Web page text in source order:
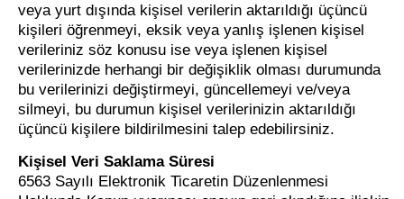
veya yurt dışında kişisel verilerin aktarıldığı üçüncü
kişileri öğrenmeyi, eksik veya yanlış işlenen kişisel
verileriniz söz konusu ise veya işlenen kişisel
verilerinizde herhangi bir değişiklik olması durumunda
bu verilerinizi değiştirmeyi, güncellemeyi ve/veya
silmeyi, bu durumun kişisel verilerinizin aktarıldığı
üçüncü kişilere bildirilmesini talep edebilirsiniz.
Kişisel Veri Saklama Süresi
6563 Sayılı Elektronik Ticaretin Düzenlenmesi